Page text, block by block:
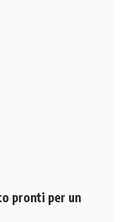
pronti per un